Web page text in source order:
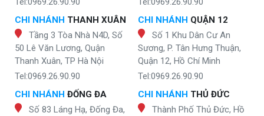
CHI NHÁNH THANH XUÂN
Tầng 3 Tòa Nhà N4D, Số
50 Lê Văn Lương, Quận
Thanh Xuân, TP Hà Nội
Tel:0969.26.90.90
CHI NHÁNH ĐỐNG ĐA
Số 83 Láng Hạ, Đống Đa,
CHI NHÁNH QUẬN 12
Số 1 Khu Dân Cư An
Sương, P. Tân Hưng Thuận,
Quận 12, Hồ Chí Minh
Tel:0969.26.90.90
CHI NHÁNH THỦ ĐỨC
Thành Phố Thủ Đức, Hồ